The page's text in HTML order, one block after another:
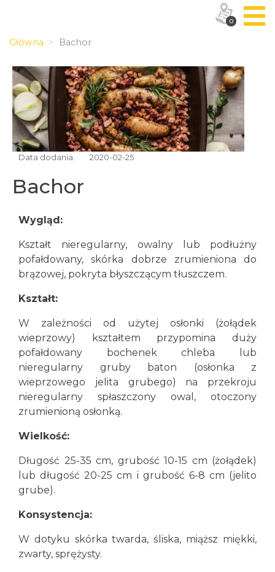
Główna Bachor
Data dodania: 2020-02-25
Bachor
Wygląd:
Kształt nieregularny, owalny lub podłużny
pofałdowany, skórka dobrze zrumieniona do
brązowej, pokryta błyszczącym tłuszczem.
Kształt:
W zależności od użytej osłonki (żołądek
wieprzowy) kształtem przypomina duży
pofałdowany bochenek chleba lub
nieregularny gruby baton (osłonka z
wieprzowego jelita grubego) na przekroju
nieregularny spłaszczony owal, otoczony
zrumienioną osłonką.
Wielkość:
Długość 25-35 cm, grubość 10-15 cm (żołądek)
lub długość 20-25 cm i grubość 6-8 cm (jelito
grube).
Konsystencja:
W dotyku skórka twarda, śliska, miąższ miękki,
zwarty, sprężysty.
0